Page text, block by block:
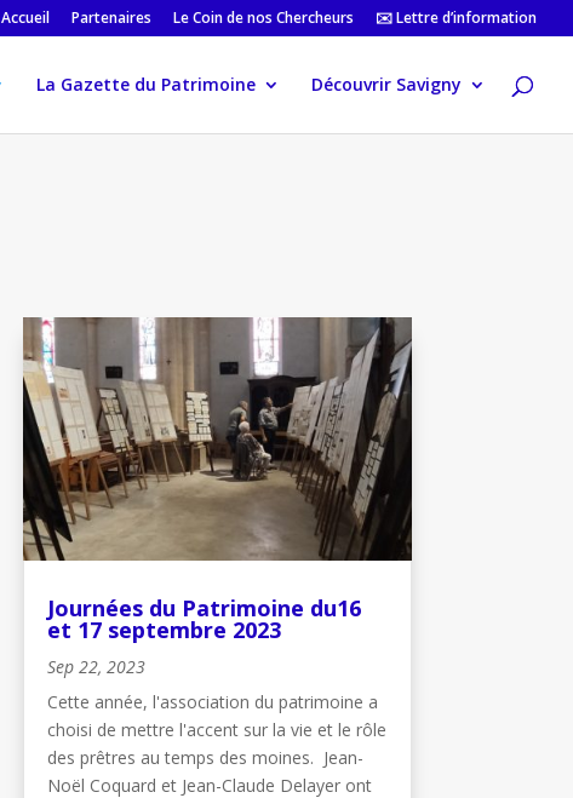
Accueil Partenaires Le Coin de nos Chercheurs ✉️ Lettre d’information
La Gazette du Patrimoine Découvrir Savigny
Journées du Patrimoine du16
et 17 septembre 2023
Sep 22, 2023
Cette année, l'association du patrimoine a
choisi de mettre l'accent sur la vie et le rôle
des prêtres au temps des moines. Jean-
Noël Coquard et Jean-Claude Delayer ont